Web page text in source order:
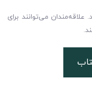
می‌توانند برای